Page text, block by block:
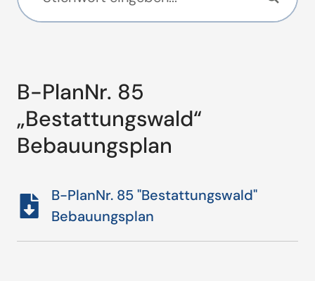
B-PlanNr. 85
„Bestattungswald“
Bebauungsplan
B-PlanNr. 85 "Bestattungswald"
Bebauungsplan